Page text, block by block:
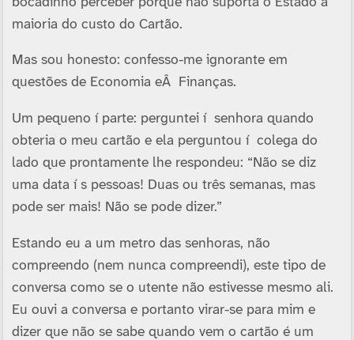
maioria do custo do Cartão.
Mas sou honesto: confesso-me ignorante em
questões de Economia eÂ Finanças.
Um pequeno í parte: perguntei í senhora quando
obteria o meu cartão e ela perguntou í colega do
lado que prontamente lhe respondeu: “Não se diz
uma data í s pessoas! Duas ou três semanas, mas
pode ser mais! Não se pode dizer.”
Estando eu a um metro das senhoras, não
compreendo (nem nunca compreendi), este tipo de
conversa como se o utente não estivesse mesmo ali.
Eu ouvi a conversa e portanto virar-se para mim e
dizer que não se sabe quando vem o cartão é um